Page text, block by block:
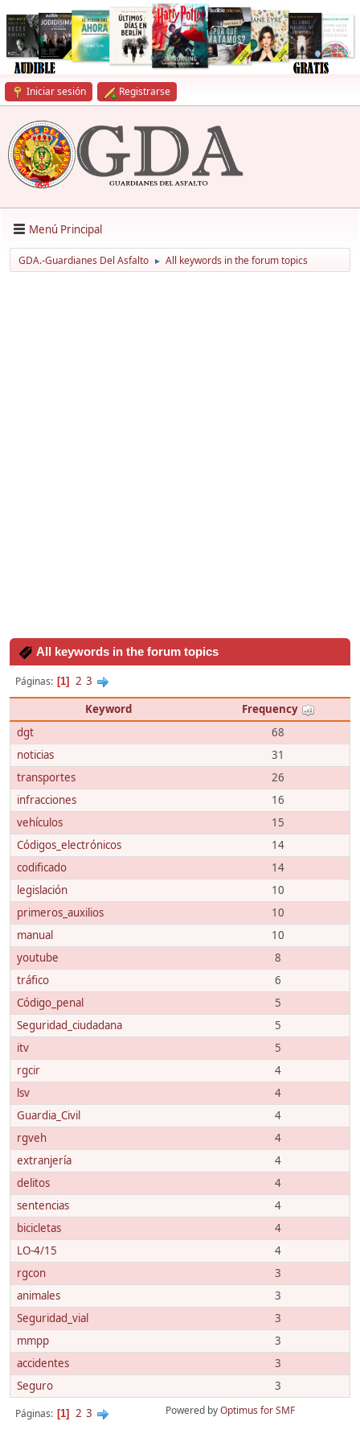
Iniciar sesión Registrarse
Menú Principal
GDA.-Guardianes Del Asfalto ► All keywords in the forum topics
All keywords in the forum topics
Páginas 1 2 3
Keyword
Frequency
dgt
68
noticias
31
transportes
26
infracciones
16
vehículos
15
Códigos_electrónicos
14
codificado
14
legislación
10
primeros_auxilios
10
manual
10
youtube
8
tráfico
6
Código_penal
5
Seguridad_ciudadana
5
itv
5
rgcir
4
lsv
4
Guardia_Civil
4
rgveh
4
extranjería
4
delitos
4
sentencias
4
bicicletas
4
LO-4/15
4
rgcon
3
animales
3
Seguridad_vial
3
mmpp
3
accidentes
3
Seguro
3
Páginas 1 2 3 Powered byOptimus for SMF